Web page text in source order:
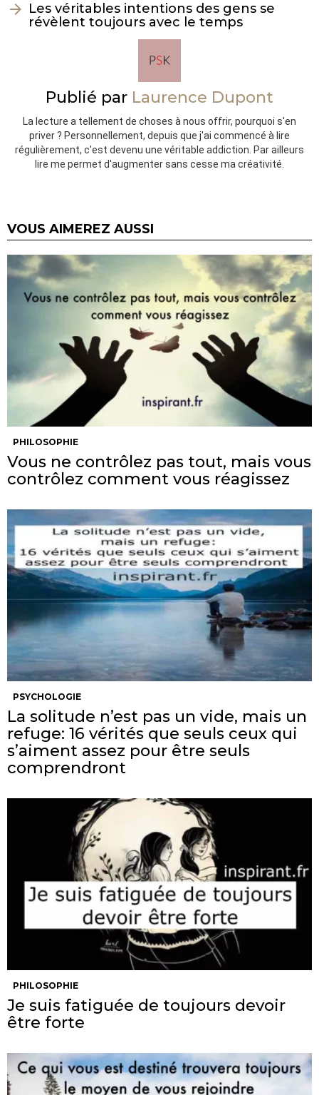
Les véritables intentions des gens se
révèlent toujours avec le temps
Publié par Laurence Dupont
La lecture a tellement de choses à nous offrir, pourquoi s'en
priver ? Personnellement, depuis que j'ai commencé à lire
régulièrement, c'est devenu une véritable addiction. Par ailleurs
lire me permet d'augmenter sans cesse ma créativité.
VOUS AIMEREZ AUSSI
PHILOSOPHIE
Vous ne contrôlez pas tout, mais vous
contrôlez comment vous réagissez
PSYCHOLOGIE
La solitude n’est pas un vide, mais un
refuge: 16 vérités que seuls ceux qui
s’aiment assez pour être seuls
comprendront
PHILOSOPHIE
Je suis fatiguée de toujours devoir
être forte